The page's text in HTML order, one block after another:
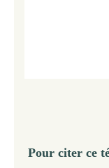
Pour citer ce